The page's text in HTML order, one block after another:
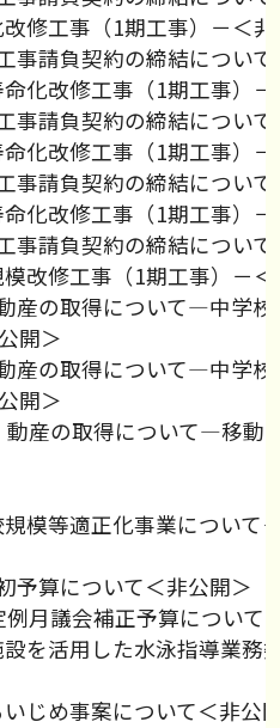
修工事（1期工事）－＜
請負契約の締結について
化改修工事（1期工事）
請負契約の締結について
化改修工事（1期工事）
請負契約の締結について
化改修工事（1期工事）
請負契約の締結について
改修工事（1期工事）－
の取得について―中学校
開＞
の取得について―中学校
開＞
産の取得について―移動
模等適正化事業について
予算について＜非公開＞
月議会補正予算について
を活用した水泳指導業務
じめ事案について＜非公